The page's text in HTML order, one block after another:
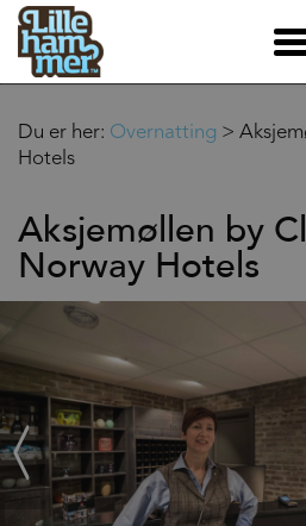
Du er her: Overnatting >
Hotels
Aksjemøllen by
Norway Hotels
Prev